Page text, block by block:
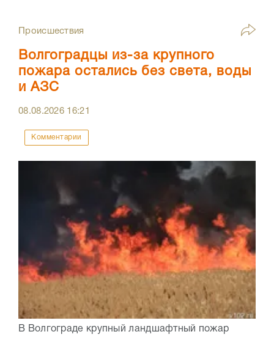
Происшествия
Волгоградцы из-за крупного
пожара остались без света, воды
и АЗС
08.08.2026 16:21
Комментарии
В Волгограде крупный ландшафтный пожар